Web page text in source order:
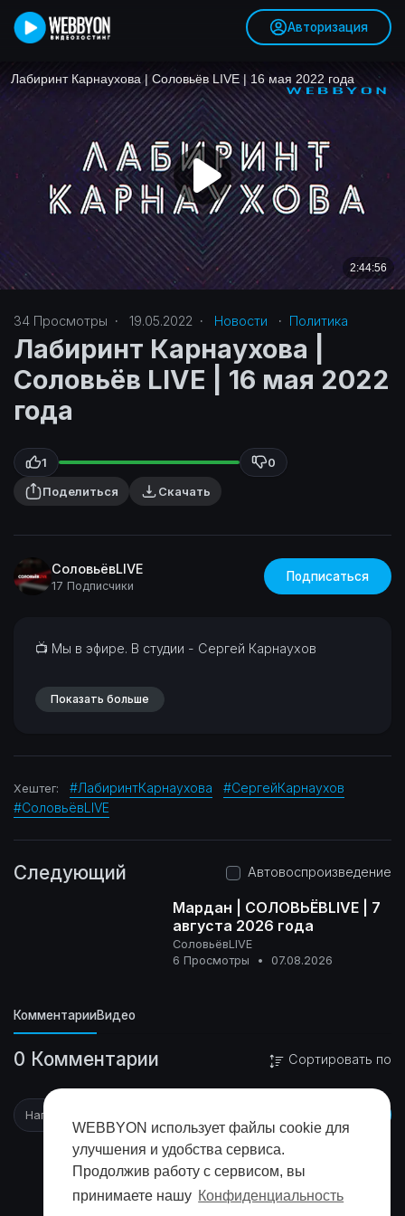
WEBBYON использует файлы cookie для
улучшения и удобства сервиса.
Продолжив работу с сервисом, вы
принимаете нашу Конфиденциальность
Авторизация
34 Просмотры · 19.05.2022 · Новости · Политика‎
Лабиринт Карнаухова |
Соловьёв LIVE | 16 мая 2022
года
1
0
Поделиться
Скачать
СоловьёвLIVE
17 Подписчики
Подписаться
⁣📺 Мы в эфире. В студии - Сергей Карнаухов
Показать больше
Хештег: #ЛабиринтКарнаухова
#СергейКарнаухов
#СоловьёвLIVE
Следующий Автовоспроизведение
Мардан | СОЛОВЬЁВLIVE | 7
августа 2026 года
СоловьёвLIVE
6 Просмотры
• 07.08.2026
КомментарииВидео
0 Комментарии Сортировать по